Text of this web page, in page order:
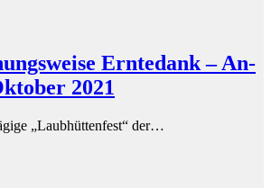
Erntedank – An-
2021
„Laubhüttenfest“ der…